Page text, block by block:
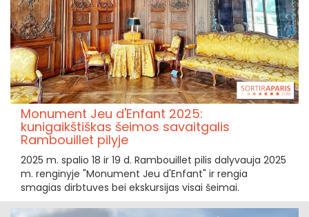
Monument Jeu d'Enfant 2025:
kunigaikštiškas šeimos savaitgalis
Rambouillet pilyje
2025 m. spalio 18 ir 19 d. Rambouillet pilis dalyvauja 2025
m. renginyje "Monument Jeu d'Enfant" ir rengia
smagias dirbtuves bei ekskursijas visai šeimai.